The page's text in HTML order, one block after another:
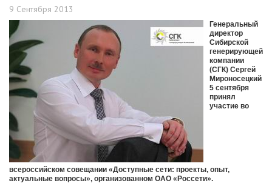
9 Сентября 2013
Генеральный
директор
Сибирской
генерирующей
компании
(СГК) Сергей
Мироносецкий
5 сентября
принял
участие во
всероссийском совещании «Доступные сети: проекты, опыт,
актуальные вопросы», организованном ОАО «Россети».